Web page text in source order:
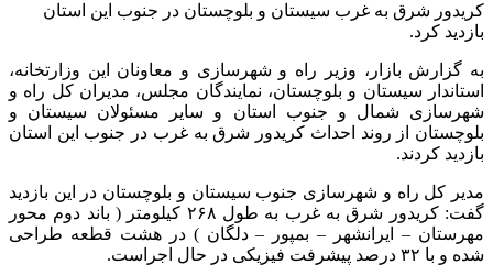
کریدور شرق به غرب سیستان و بلوچستان در جنوب این استان
بازدید کرد.
به گزارش بازار، وزیر راه و شهرسازی و معاونان این وزارتخانه،
استاندار سیستان و بلوچستان، نمایندگان مجلس، مدیران کل راه و
شهرسازی شمال و جنوب استان و سایر مسئولان سیستان و
بلوچستان از روند احداث کریدور شرق به غرب در جنوب این استان
بازدید کردند.
مدیر کل راه و شهرسازی جنوب سیستان و بلوچستان در این بازدید
گفت: کریدور شرق به غرب به طول ۲۶۸ کیلومتر ( باند دوم محور
مهرستان – ایرانشهر – بمپور – دلگان ) در هشت قطعه طراحی
شده و با ۳۲ درصد پیشرفت فیزیکی در حال اجراست.